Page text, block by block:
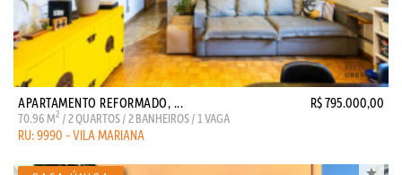
APARTAMENTO REFORMADO, ... R$ 795.000,00
70.96 M2 / 2 QUARTOS / 2 BANHEIROS / 1 VAGA
RU: 9990 - VILA MARIANA